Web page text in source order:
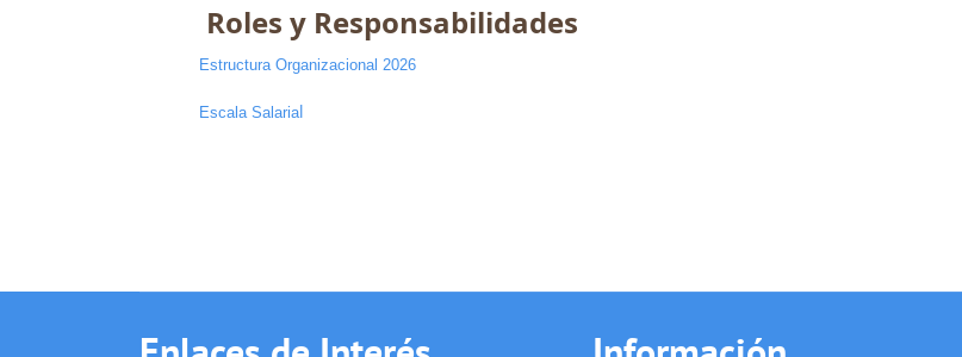
Roles y Responsabilidades
Estructura Organizacional 2026
Escala Salarial